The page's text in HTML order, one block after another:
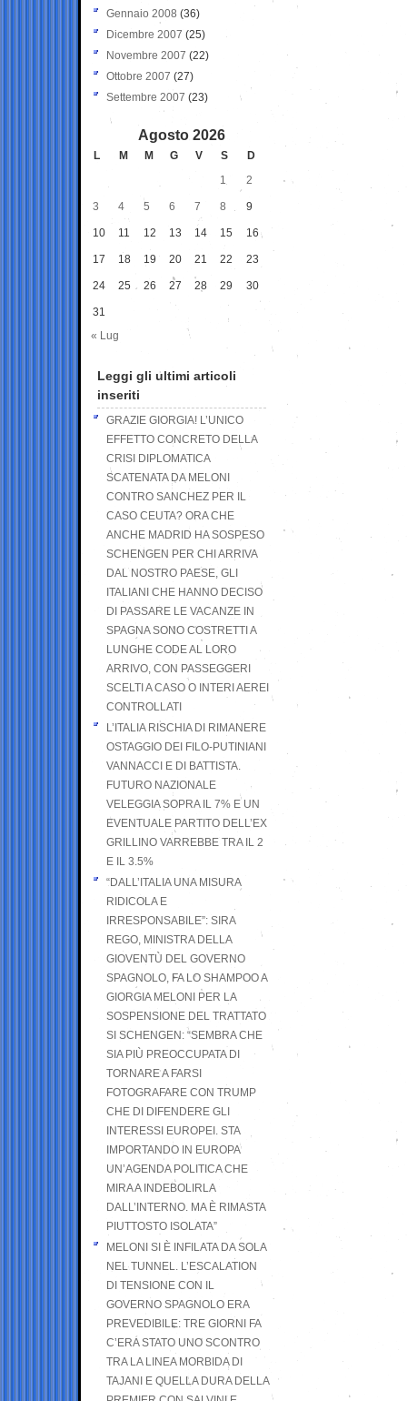
Gennaio 2008 (36)
Dicembre 2007 (25)
Novembre 2007 (22)
Ottobre 2007 (27)
Settembre 2007 (23)
Agosto 2026
L M M G V S
D
1
2
3 4 5 6 7 8 9
10 11 12 13 14 15 16
17 18 19 20 21 22 23
24 25 26 27 28 29 30
31
« Lug
Leggi gli ultimi articoli
inseriti
GRAZIE GIORGIA! L’UNICO
EFFETTO CONCRETO DELLA
CRISI DIPLOMATICA
SCATENATA DA MELONI
CONTRO SANCHEZ PER IL
CASO CEUTA? ORA CHE
ANCHE MADRID HA SOSPESO
SCHENGEN PER CHI ARRIVA
DAL NOSTRO PAESE, GLI
ITALIANI CHE HANNO DECISO
DI PASSARE LE VACANZE IN
SPAGNA SONO COSTRETTI A
LUNGHE CODE AL LORO
ARRIVO, CON PASSEGGERI
SCELTI A CASO O INTERI AEREI
CONTROLLATI
L’ITALIA RISCHIA DI RIMANERE
OSTAGGIO DEI FILO-PUTINIANI
VANNACCI E DI BATTISTA.
FUTURO NAZIONALE
VELEGGIA SOPRA IL 7% E UN
EVENTUALE PARTITO DELL’EX
GRILLINO VARREBBE TRA IL 2
E IL 3.5%
“DALL’ITALIA UNA MISURA
RIDICOLA E
IRRESPONSABILE”: SIRA
REGO, MINISTRA DELLA
GIOVENTÙ DEL GOVERNO
SPAGNOLO, FA LO SHAMPOO A
GIORGIA MELONI PER LA
SOSPENSIONE DEL TRATTATO
SI SCHENGEN: “SEMBRA CHE
SIA PIÙ PREOCCUPATA DI
TORNARE A FARSI
FOTOGRAFARE CON TRUMP
CHE DI DIFENDERE GLI
INTERESSI EUROPEI. STA
IMPORTANDO IN EUROPA
UN’AGENDA POLITICA CHE
MIRA A INDEBOLIRLA
DALL’INTERNO. MA È RIMASTA
PIUTTOSTO ISOLATA”
MELONI SI È INFILATA DA SOLA
NEL TUNNEL. L’ESCALATION
DI TENSIONE CON IL
GOVERNO SPAGNOLO ERA
PREVEDIBILE: TRE GIORNI FA
C’ERA STATO UNO SCONTRO
TRA LA LINEA MORBIDA DI
TAJANI E QUELLA DURA DELLA